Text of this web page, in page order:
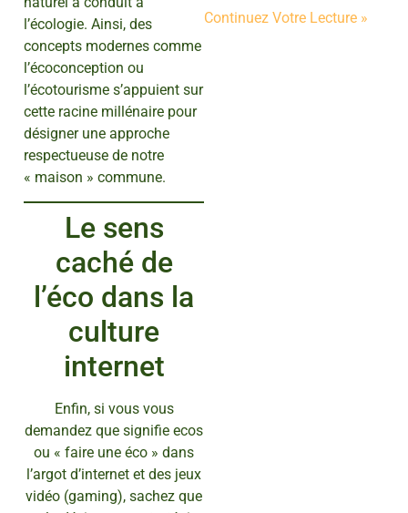
l’écologie. Ainsi, des
concepts modernes comme
l’écoconception ou
l’écotourisme s’appuient sur
cette racine millénaire pour
désigner une approche
respectueuse de notre
« maison » commune.
Le sens
caché de
l’éco dans la
culture
internet
Enfin, si vous vous
demandez que signifie ecos
ou « faire une éco » dans
l’argot d’internet et des jeux
vidéo (gaming), sachez que
Continuez Votre Lecture »